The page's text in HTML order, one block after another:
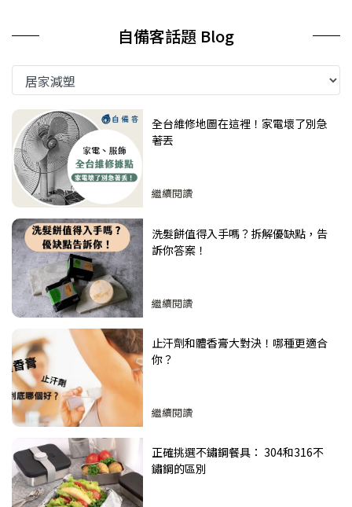
自備客話題 Blog
全台維修地圖在這裡！家電壞了別急
著丟
繼續閱讀
洗髮餅值得入手嗎？拆解優缺點，告
訴你答案！
繼續閱讀
止汗劑和體香膏大對決！哪種更適合
你？
繼續閱讀
正確挑選不鏽鋼餐具： 304和316不
鏽鋼的區別